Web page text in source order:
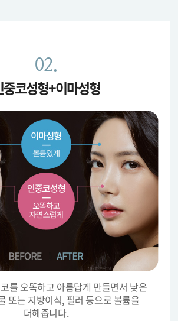
02.
중코성형+이마성형
를 오똑하고 아름답게 만들면서 낮은
또는 지방이식, 필러 등으로 볼륨을
더해줍니다.